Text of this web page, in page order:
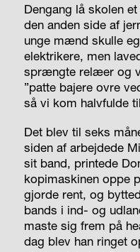
Dengang lå skolen
den anden side af
unge mænd skulle
elektrikere, men
sprængte relæer og
”patte bajere ovre
så vi kom halvfulde
Det blev til seks
siden af arbejdede
sit band, printede
kopimaskinen oppe
gjorde rent, og
bands i ind- og
maste sig frem på
dag blev han ringet